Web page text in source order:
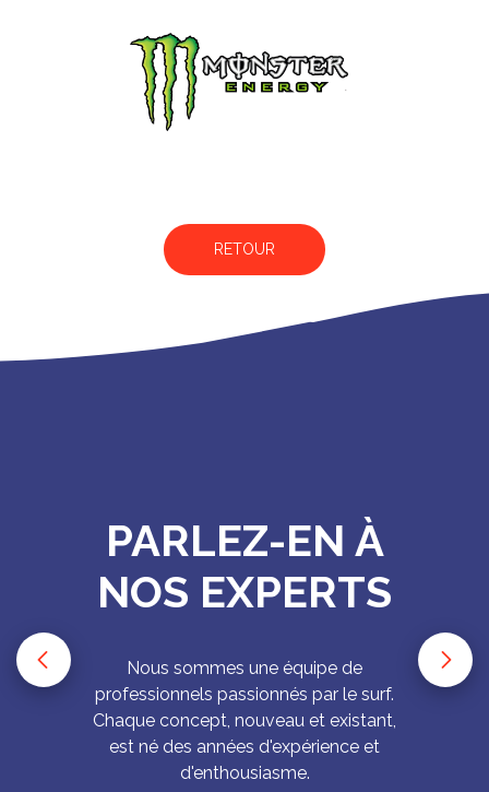
RETOUR
PARLEZ-EN À
NOS EXPERTS
Nous sommes une équipe de
professionnels passionnés par le surf.
Chaque concept, nouveau et existant,
est né des années d'expérience et
d'enthousiasme.